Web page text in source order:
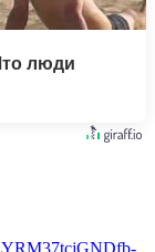
люди